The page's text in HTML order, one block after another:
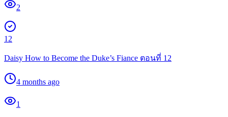
2
12
Daisy How to Become the Duke’s Fiance ตอนที่ 12
4 months ago
1